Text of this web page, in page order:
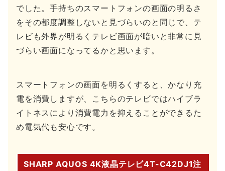
でした。手持ちのスマートフォンの画面の明るさ
をその都度調整しないと見づらいのと同じで、テ
レビも外界が明るくテレビ画面が暗いと非常に見
づらい画面になってるかと思います。
スマートフォンの画面を明るくすると、かなり充
電を消費しますが、こちらのテレビではハイブラ
イトネスにより消費電力を抑えることができるた
め電気代も安心です。
SHARP AQUOS 4K液晶テレビ4T-C42DJ1注